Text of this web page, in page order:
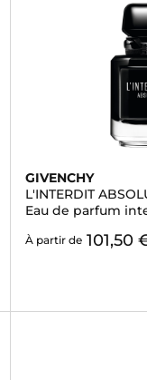
GIVENCHY
L'INTERDIT
Eau de parfum
À partir de 101,50